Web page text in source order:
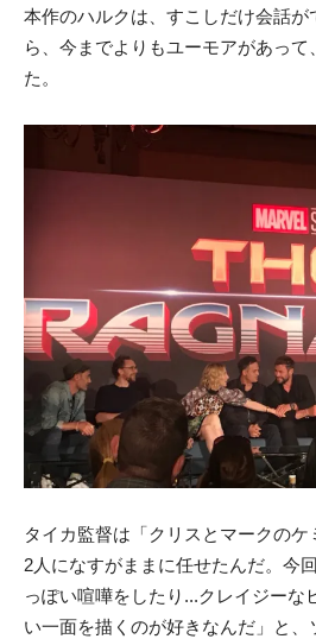
本作のハルクは、すこしだけ会話
ら、今までよりもユーモアがあって
た。
タイカ監督は「クリスとマークのケ
2人になすがままに任せたんだ。今
っぽい喧嘩をしたり...クレイジーな
い一面を描くのが好きなんだ」と、